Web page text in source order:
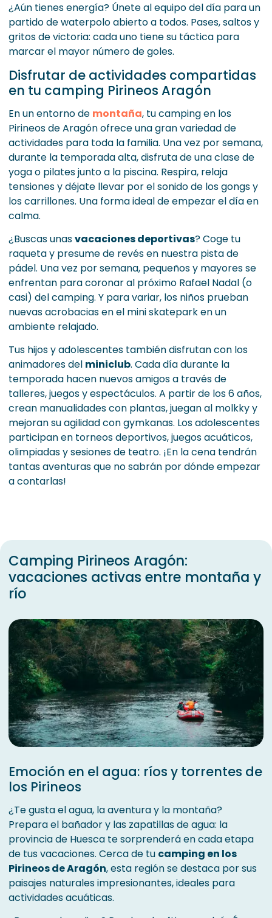
¿Aún tienes energía? Únete al equipo del día para un
partido de waterpolo abierto a todos. Pases, saltos y
gritos de victoria: cada uno tiene su táctica para
marcar el mayor número de goles.
Disfrutar de actividades compartidas
en tu camping Pirineos Aragón
En un entorno de montaña, tu camping en los
Pirineos de Aragón ofrece una gran variedad de
actividades para toda la familia. Una vez por semana,
durante la temporada alta, disfruta de una clase de
yoga o pilates junto a la piscina. Respira, relaja
tensiones y déjate llevar por el sonido de los gongs y
los carrillones. Una forma ideal de empezar el día en
calma.
¿Buscas unasvacaciones deportivas? Coge tu
raqueta y presume de revés en nuestra pista de
pádel. Una vez por semana, pequeños y mayores se
enfrentan para coronar al próximo Rafael Nadal (o
casi) del camping. Y para variar, los niños prueban
nuevas acrobacias en el mini skatepark en un
ambiente relajado.
Tus hijos y adolescentes también disfrutan con los
animadores del miniclub. Cada día durante la
temporada hacen nuevos amigos a través de
talleres, juegos y espectáculos. A partir de los 6 años,
crean manualidades con plantas, juegan al molkky y
mejoran su agilidad con gymkanas. Los adolescentes
participan en torneos deportivos, juegos acuáticos,
olimpiadas y sesiones de teatro. ¡En la cena tendrán
tantas aventuras que no sabrán por dónde empezar
a contarlas!
Camping Pirineos Aragón:
vacaciones activas entre montaña y
río
Emoción en el agua: ríos y torrentes de
los Pirineos
¿Te gusta el agua, la aventura y la montaña?
Prepara el bañador y las zapatillas de agua: la
provincia de Huesca te sorprenderá en cada etapa
de tus vacaciones. Cerca de tu camping en los
Pirineos de Aragón, esta región se destaca por sus
paisajes naturales impresionantes, ideales para
actividades acuáticas.